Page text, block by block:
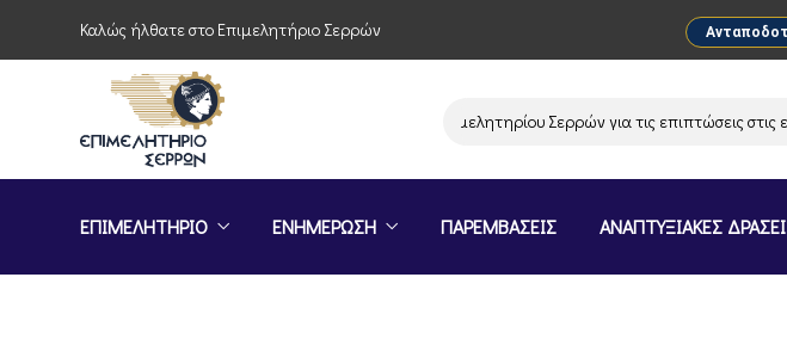
Καλώς ήλθατε στο Επιμελητήριο Σερρών
Παρέμβαση του Επιμελητηρίου Σερρών για τις επιπτώσεις στις
ΕΠΙΜΕΛΗΤΗΡΙΟ ΕΝΗΜΕΡΩΣΗ ΠΑΡΕΜΒΑΣΕΙΣ ΑΝΑΠΤΥΞΙΑΚΕΣ